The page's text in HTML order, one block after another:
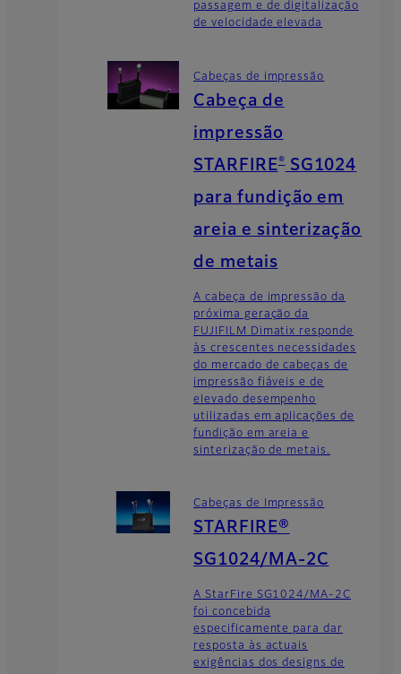
passagem e de digitalização
de velocidade elevada
Cabeças de impressão
Cabeça de
impressão
STARFIRE®SG1024
para fundição em
areia e sinterização
de metais
A cabeça de impressão da
próxima geração da
FUJIFILM Dimatix responde
às crescentes necessidades
do mercado de cabeças de
impressão fiáveis e de
elevado desempenho
utilizadas em aplicações de
fundição em areia e
sinterização de metais.
Cabeças de Impressão
STARFIRE®
SG1024/MA-2C
A StarFire SG1024/MA-2C
foi concebida
especificamente para dar
resposta às actuais
exigências dos designs de